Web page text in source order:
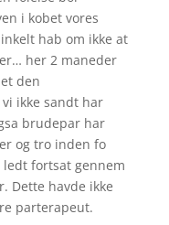
i kobet vores
hab om ikke at
her 2 maneder
den
ikke sandt har
brudepar har
og tro inden fo
fortsat gennem
Dette havde ikke
parterapeut.